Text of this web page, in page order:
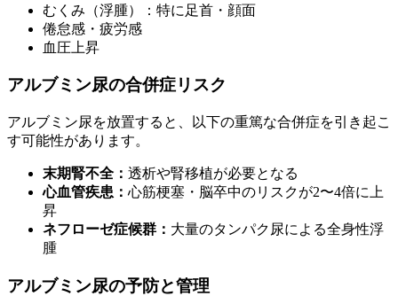
むくみ（浮腫）：特に足首・顔面
倦怠感・疲労感
血圧上昇
アルブミン尿の合併症リスク
アルブミン尿を放置すると、以下の重篤な合併症を引き起こ
す可能性があります。
末期腎不全： 透析や腎移植が必要となる
心血管疾患： 心筋梗塞・脳卒中のリスクが2〜4倍に上
昇
ネフローゼ症候群： 大量のタンパク尿による全身性浮
腫
アルブミン尿の予防と管理